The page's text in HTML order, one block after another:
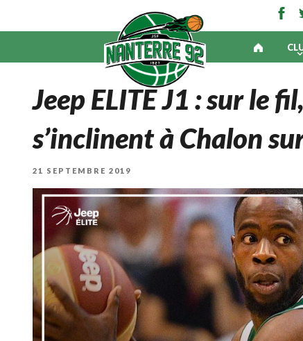
Jeep ELITE J1 : sur le
s’inclinent à Chalon
PUBLIÉ
21 SEPTEMBRE 2019